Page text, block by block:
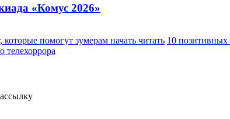
«Комус 2026»
помогут зумерам начать читать 10
телехоррора